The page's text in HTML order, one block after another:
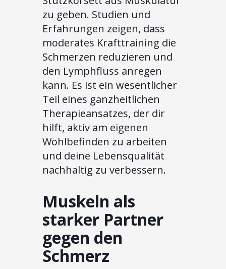
zu geben. Studien und
Erfahrungen zeigen, dass
moderates Krafttraining die
Schmerzen reduzieren und
den Lymphfluss anregen
kann. Es ist ein wesentlicher
Teil eines ganzheitlichen
Therapieansatzes, der dir
hilft, aktiv am eigenen
Wohlbefinden zu arbeiten
und deine Lebensqualität
nachhaltig zu verbessern.
Muskeln als
starker Partner
gegen den
Schmerz